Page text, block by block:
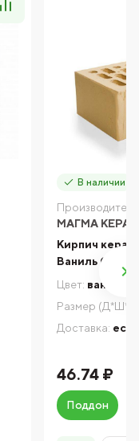
В наличии
МАГМА
Кирпич
Ваниль
Цвет: ваниль
Размер
Доставка: есть
46.74 ₽
Поддон